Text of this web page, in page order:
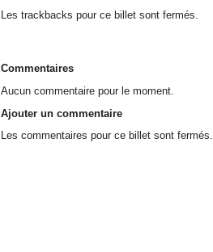
Les trackbacks pour ce billet sont fermés.
Commentaires
Aucun commentaire pour le moment.
Ajouter un commentaire
Les commentaires pour ce billet sont fermés.